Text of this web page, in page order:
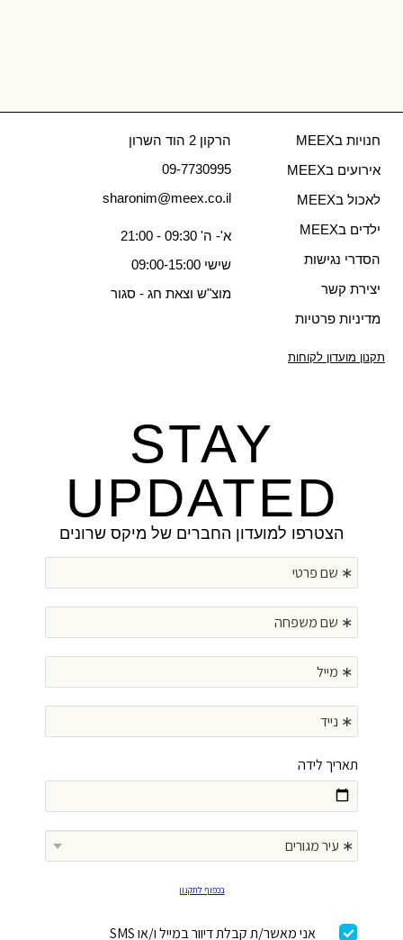
חנויות בMEEX
אירועים בMEEX
לאכול בMEEX
ילדים בMEEX
הסדרי נגישות
יצירת קשר
מדיניות פרטיות
תקנון מועדון לקוחות
הרקון 2 הוד השרון
09-7730995
sharonim@meex.co.il
א'- ה' 09:30 - 21:00
שישי 09:00-15:00
מוצ"ש וצאת חג - סגור
STAY
UPDATED
הצטרפו למועדון החברים של מיקס שרונים